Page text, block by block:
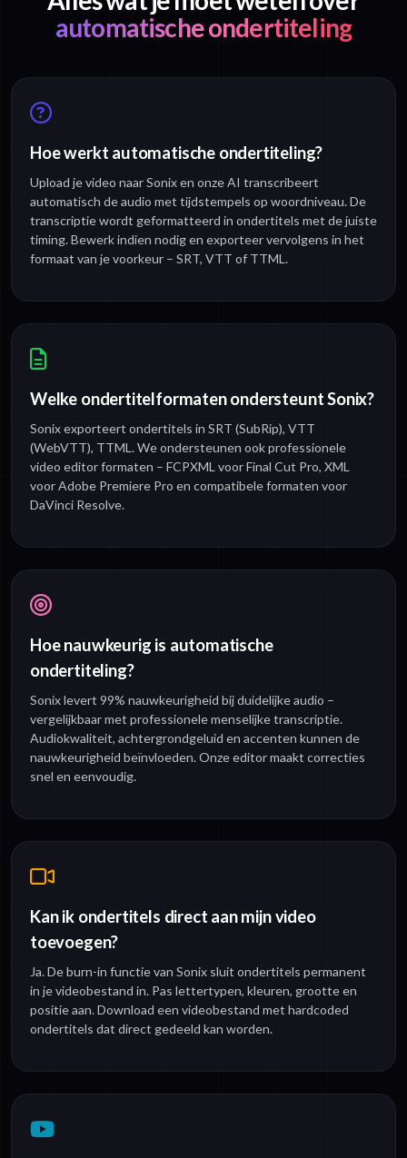
automatische ondertiteling
Hoe werkt automatische ondertiteling?
Upload je video naar Sonix en onze AI transcribeert
automatisch de audio met tijdstempels op woordniveau. De
transcriptie wordt geformatteerd in ondertitels met de juiste
timing. Bewerk indien nodig en exporteer vervolgens in het
formaat van je voorkeur – SRT, VTT of TTML.
Welke ondertitelformaten ondersteunt Sonix?
Sonix exporteert ondertitels in SRT (SubRip), VTT
(WebVTT), TTML. We ondersteunen ook professionele
video editor formaten – FCPXML voor Final Cut Pro, XML
voor Adobe Premiere Pro en compatibele formaten voor
DaVinci Resolve.
Hoe nauwkeurig is automatische
ondertiteling?
Sonix levert 99% nauwkeurigheid bij duidelijke audio –
vergelijkbaar met professionele menselijke transcriptie.
Audiokwaliteit, achtergrondgeluid en accenten kunnen de
nauwkeurigheid beïnvloeden. Onze editor maakt correcties
snel en eenvoudig.
Kan ik ondertitels direct aan mijn video
toevoegen?
Ja. De burn-in functie van Sonix sluit ondertitels permanent
in je videobestand in. Pas lettertypen, kleuren, grootte en
positie aan. Download een videobestand met hardcoded
ondertitels dat direct gedeeld kan worden.